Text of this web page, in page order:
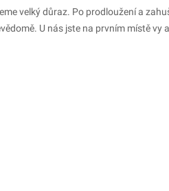
velký důraz. Po prodloužení a
U nás jste na prvním místě vy